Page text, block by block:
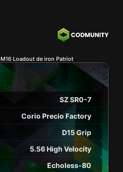
M16 Loadout de iron Patriot
SZ SR0-7
Corio Precio Factory
D15 Grip
5.56 High Velocity
Echoless-80